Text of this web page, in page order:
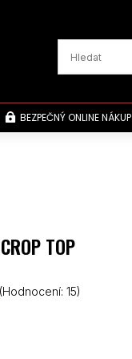
 BEZPEČNÝ ONLINE NÁKUP
TOP
(Hodnocení: 15)